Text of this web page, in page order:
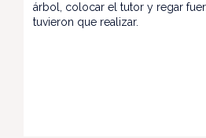
árbol, colocar el tutor y regar
tuvieron que realizar.